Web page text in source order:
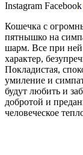
Instagram Facebook
Кошечка с
пятнышко на
шарм. Все при
характер,
Покладистая,
умиление и
будут любить и
добротой и
человеческое